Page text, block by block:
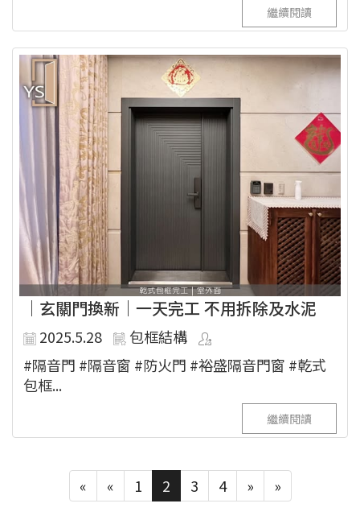
繼續閱讀
｜玄關門換新｜一天完工 不用拆除及水泥
2025.5.28
包框結構
#隔音門 #隔音窗 #防火門 #裕盛隔音門窗 #乾式
包框...
繼續閱讀
« « 1 2 3 4 » »